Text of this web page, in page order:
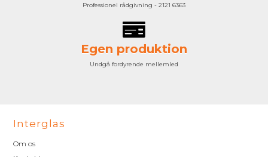
Professionel rådgivning - 2121 6363
Egen produktion
Undgå fordyrende mellemled
Interglas
Om os